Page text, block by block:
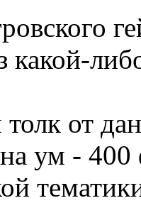
какой-
от
ум - 400